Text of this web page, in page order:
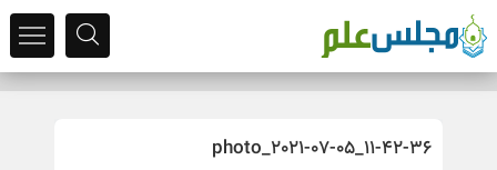
photo_2021-07-05_11-42-36